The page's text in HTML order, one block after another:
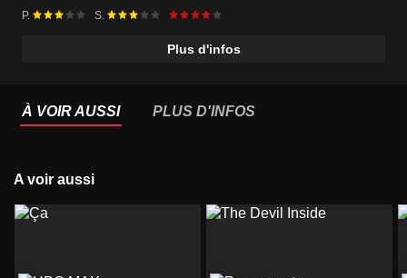
P. S.
Plus d'infos
À VOIR AUSSI PLUS D'INFOS
A voir aussi